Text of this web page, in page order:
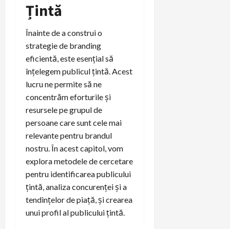
Țintă
Înainte de a construi o
strategie de branding
eficientă, este esențial să
înțelegem publicul țintă. Acest
lucru ne permite să ne
concentrăm eforturile și
resursele pe grupul de
persoane care sunt cele mai
relevante pentru brandul
nostru. În acest capitol, vom
explora metodele de cercetare
pentru identificarea publicului
țintă, analiza concurenței și a
tendințelor de piață, și crearea
unui profil al publicului țintă.